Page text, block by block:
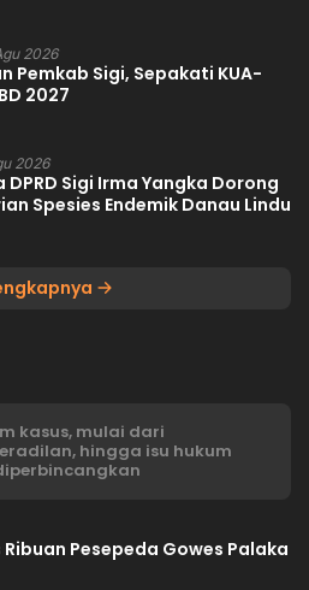
2026
Pemkab Sigi, Sepakati KUA-
2027
2026
Sigi Irma Yangka Dorong
Spesies Endemik Danau Lindu
kasus, mulai dari
hingga isu hukum
Pesepeda Gowes Palaka